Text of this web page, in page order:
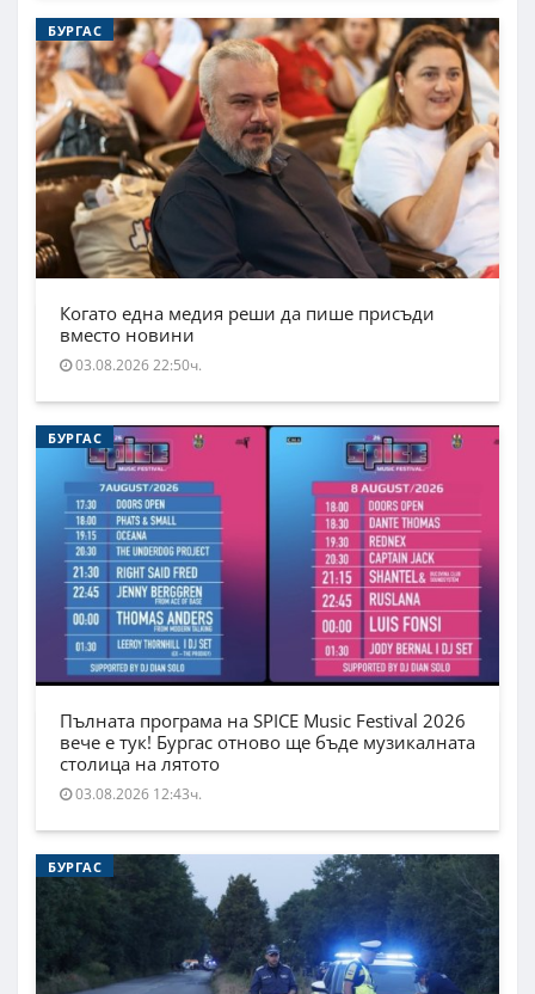
БУРГАС
Когато една медия реши да пише присъди
вместо новини
03.08.2026 22:50ч.
БУРГАС
Пълната програма на SPICE Music Festival 2026
вече е тук! Бургас отново ще бъде музикалната
столица на лятото
03.08.2026 12:43ч.
БУРГАС